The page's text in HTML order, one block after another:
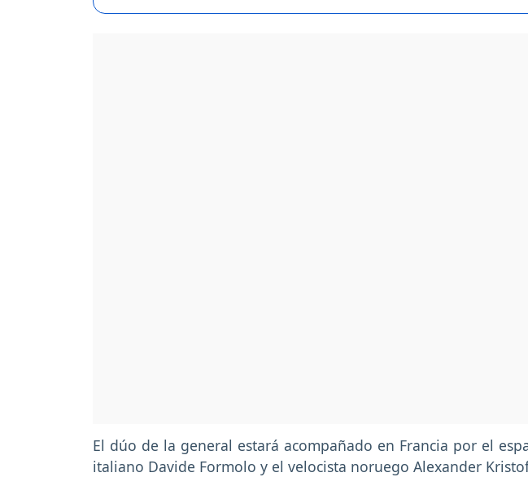
El dúo de la general estará acompañado en Francia por el
italiano Davide Formolo y el velocista noruego Alexander